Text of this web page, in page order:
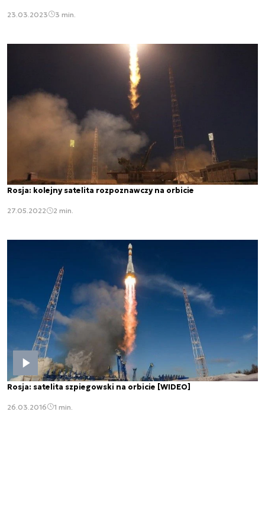
23.03.2023 3 min.
Rosja: kolejny satelita rozpoznawczy na orbicie
27.05.2022 2 min.
Rosja: satelita szpiegowski na orbicie [WIDEO]
26.03.2016 1 min.